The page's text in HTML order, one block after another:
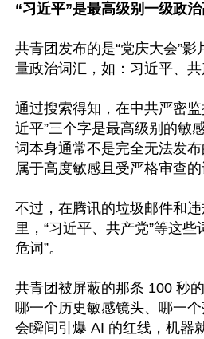
“习近平”是最高级别一级政治
共青团发布的是“党庆大会”
量政治词汇，如：习近平、共
通过搜索得知，在中共严密监
近平”三个字是最高级别的敏
词本身通常不是完全无法发
属于高度敏感且受严格审查的
不过，在腾讯的垃圾邮件和
里，“习近平、共产党”等这些
危词”。
共青团被屏蔽的那条 100 秒
哪一个历史敏感镜头、哪一
会瞬间引爆 AI 的红线，机器